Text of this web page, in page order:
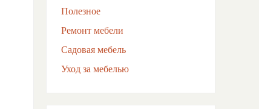
Полезное
Ремонт мебели
Садовая мебель
Уход за мебелью